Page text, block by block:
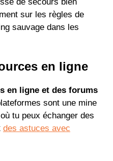
de secours bien
sur les règles de
sauvage dans les
en ligne
en ligne et des forums
sont une mine
tu peux échanger des
des astuces avec